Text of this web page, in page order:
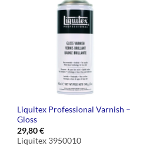
Liquitex Professional Varnish –
Gloss
29,80€
Liquitex 3950010